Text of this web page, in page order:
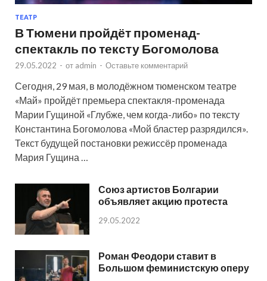
ТЕАТР
В Тюмени пройдёт променад-
спектакль по тексту Богомолова
29.05.2022 - от admin - Оставьте комментарий
Сегодня, 29 мая, в молодёжном тюменском театре
«Май» пройдёт премьера спектакля-променада
Марии Гущиной «Глубже, чем когда-либо» по тексту
Константина Богомолова «Мой бластер разрядился».
Текст будущей постановки режиссёр променада
Мария Гущина …
Союз артистов Болгарии
объявляет акцию протеста
29.05.2022
Роман Феодори ставит в
Большом феминистскую оперу